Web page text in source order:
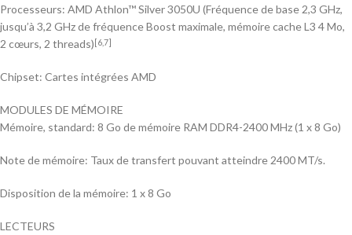
Processeurs: AMD Athlon™ Silver 3050U (Fréquence de base 2,3 GHz,
jusqu’à 3,2 GHz de fréquence Boost maximale, mémoire cache L3 4 Mo,
2 cœurs, 2 threads) [6,7]
Chipset: Cartes intégrées AMD
MODULES DE MÉMOIRE
Mémoire, standard: 8 Go de mémoire RAM DDR4-2400 MHz (1 x 8 Go)
Note de mémoire: Taux de transfert pouvant atteindre 2400 MT/s.
Disposition de la mémoire: 1 x 8 Go
LECTEURS